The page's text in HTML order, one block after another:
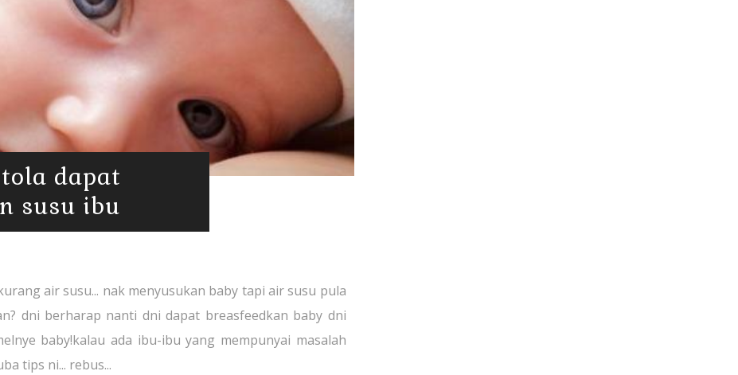
dapat
susu ibu
air susu... nak menyusukan baby tapi air susu pula
dni berharap nanti dni dapat breasfeedkan baby dni
baby!kalau ada ibu-ibu yang mempunyai masalah
tips ni... rebus...